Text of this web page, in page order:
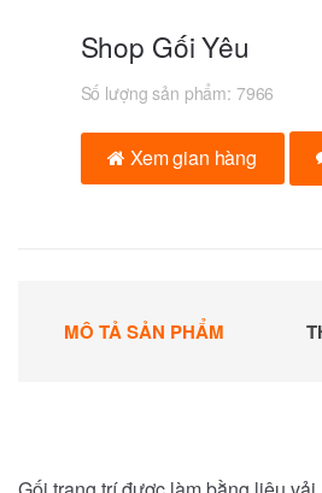
Shop Gối Yêu
Số lượng sản phẩm: 7966
Xem gian hàng
MÔ TẢ SẢN PHẨM